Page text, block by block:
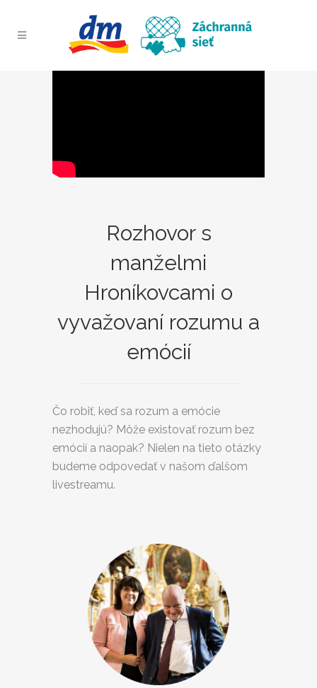
Rozhovor s
manželmi
Hroníkovcami o
vyvažovaní rozumu a
emócií
Čo robiť, keď sa rozum a emócie
nezhodujú? Môže existovať rozum bez
emócií a naopak? Nielen na tieto otázky
budeme odpovedať v našom ďalšom
livestreamu.